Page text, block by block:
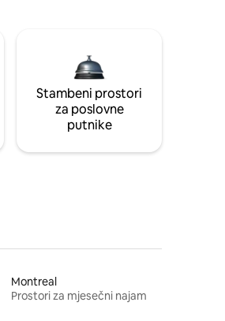
Stambeni prostori
za poslovne
putnike
Montreal
Prostori za mjesečni najam